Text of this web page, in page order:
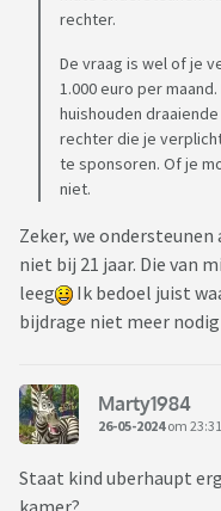
rechter.
De vraag is wel of je
1.000 euro per
huishouden
rechter die je
te sponsoren. Of je
niet.
Zeker, we
niet bij 21 jaar. Die van
leeg
Ik bedoel juist
bijdrage niet meer
Marty1984
26-05-2024om 23:31
Staat kind uberhaupt